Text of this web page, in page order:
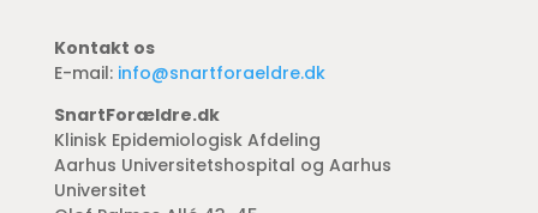
Kontakt os
E-mail: info@snartforaeldre.dk
SnartForældre.dk
Klinisk Epidemiologisk Afdeling
Aarhus Universitetshospital og Aarhus
Universitet